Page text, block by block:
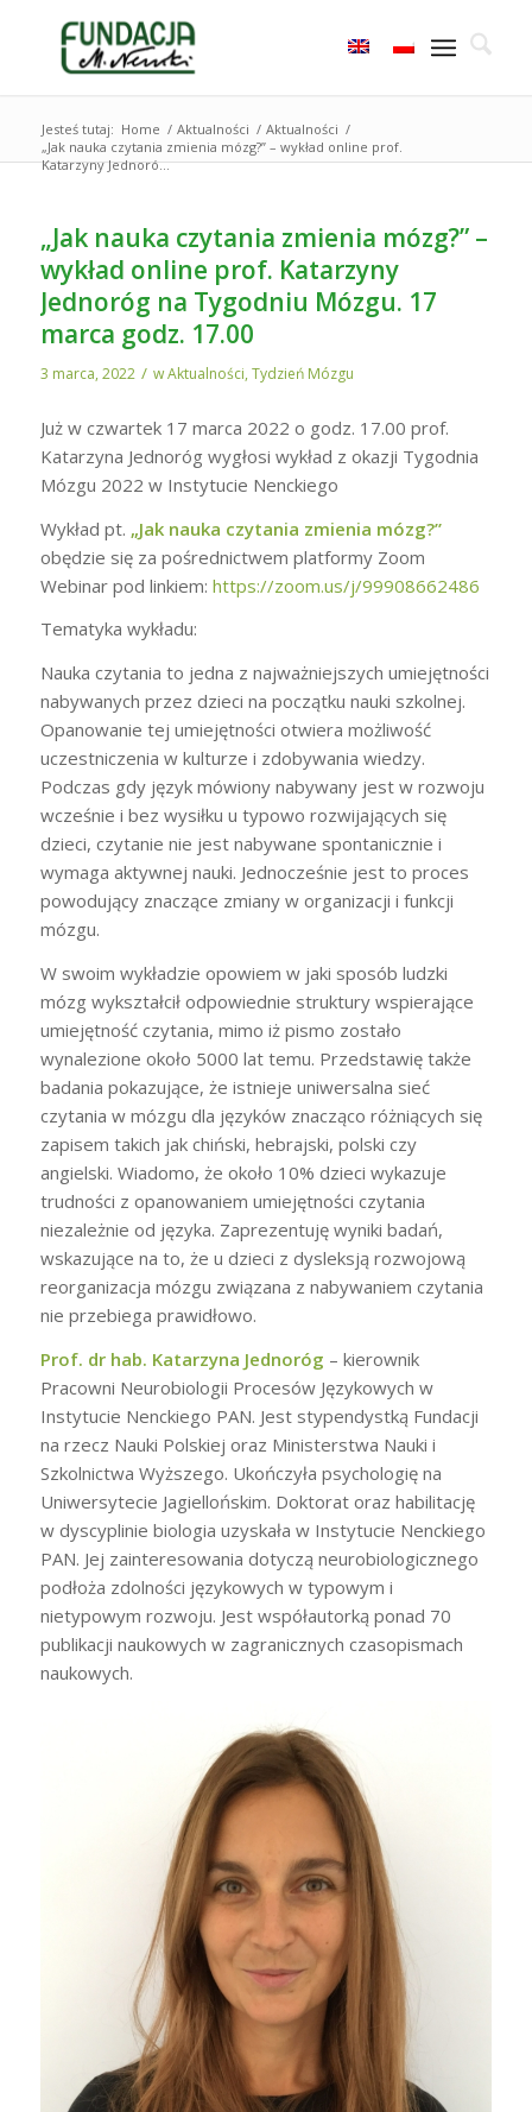
Jesteś tutaj: Home / Aktualności / Aktualności /
„Jak nauka czytania zmienia mózg?” – wykład online prof.
Katarzyny Jednoró...
„Jak nauka czytania zmienia mózg?” –
wykład online prof. Katarzyny
Jednoróg na Tygodniu Mózgu. 17
marca godz. 17.00
3 marca, 2022 / wAktualności,Tydzień Mózgu
Już w czwartek 17 marca 2022 o godz. 17.00 prof.
Katarzyna Jednoróg wygłosi wykład z okazji Tygodnia
Mózgu 2022 w Instytucie Nenckiego
Wykład pt. „Jak nauka czytania zmienia mózg?”
obędzie się za pośrednictwem platformy Zoom
Webinar pod linkiem: https://zoom.us/j/99908662486
Tematyka wykładu:
Nauka czytania to jedna z najważniejszych umiejętności
nabywanych przez dzieci na początku nauki szkolnej.
Opanowanie tej umiejętności otwiera możliwość
uczestniczenia w kulturze i zdobywania wiedzy.
Podczas gdy język mówiony nabywany jest w rozwoju
wcześnie i bez wysiłku u typowo rozwijających się
dzieci, czytanie nie jest nabywane spontanicznie i
wymaga aktywnej nauki. Jednocześnie jest to proces
powodujący znaczące zmiany w organizacji i funkcji
mózgu.
W swoim wykładzie opowiem w jaki sposób ludzki
mózg wykształcił odpowiednie struktury wspierające
umiejętność czytania, mimo iż pismo zostało
wynalezione około 5000 lat temu. Przedstawię także
badania pokazujące, że istnieje uniwersalna sieć
czytania w mózgu dla języków znacząco różniących się
zapisem takich jak chiński, hebrajski, polski czy
angielski. Wiadomo, że około 10% dzieci wykazuje
trudności z opanowaniem umiejętności czytania
niezależnie od języka. Zaprezentuję wyniki badań,
wskazujące na to, że u dzieci z dysleksją rozwojową
reorganizacja mózgu związana z nabywaniem czytania
nie przebiega prawidłowo.
Prof. dr hab. Katarzyna Jednoróg – kierownik
Pracowni Neurobiologii Procesów Językowych w
Instytucie Nenckiego PAN. Jest stypendystką Fundacji
na rzecz Nauki Polskiej oraz Ministerstwa Nauki i
Szkolnictwa Wyższego. Ukończyła psychologię na
Uniwersytecie Jagiellońskim. Doktorat oraz habilitację
w dyscyplinie biologia uzyskała w Instytucie Nenckiego
PAN. Jej zainteresowania dotyczą neurobiologicznego
podłoża zdolności językowych w typowym i
nietypowym rozwoju. Jest współautorką ponad 70
publikacji naukowych w zagranicznych czasopismach
naukowych.